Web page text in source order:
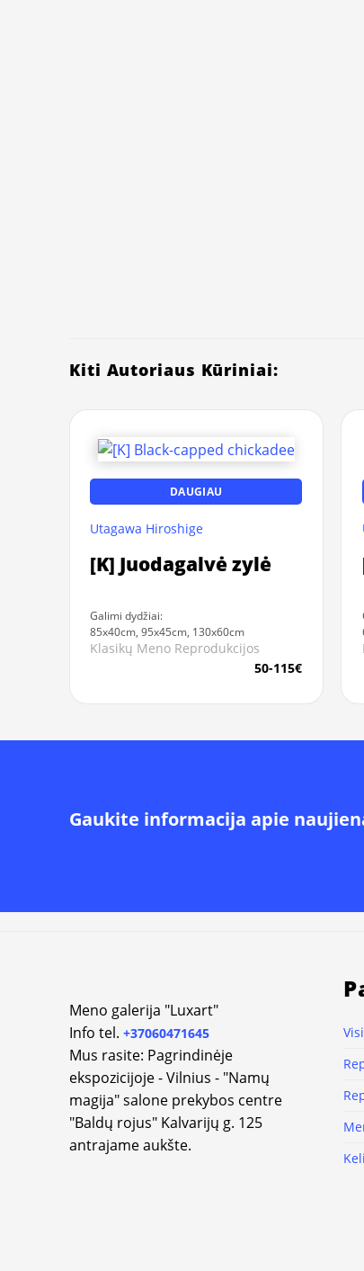
Kiti Autoriaus Kūriniai:
DAUGIAU
Utagawa Hiroshige
[K] Juodagalvė zylė
Galimi dydžiai:
85x40cm, 95x45cm, 130x60cm
Klasikų Meno Reprodukcijos
50-115€
Gaukite informacija apie
Meno galerija "Luxart"
Info tel. +37060471645
Mus rasite: Pagrindinėje
ekspozicijoje - Vilnius - "Namų
magija" salone prekybos centre
"Baldų rojus" Kalvarijų g. 125
antrajame aukšte.